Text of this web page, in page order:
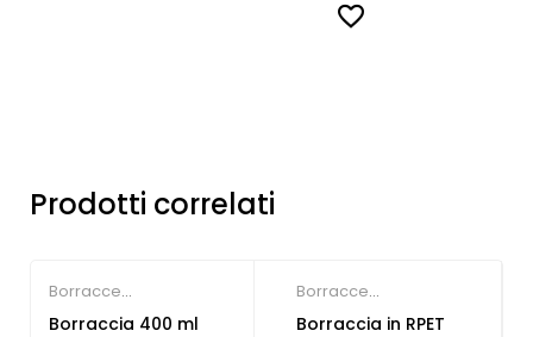
Prodotti correlati
Borracce
Personalizzate, Palestre
Borraccia 400 ml
Borracce
Personalizzate
Borraccia in RPET